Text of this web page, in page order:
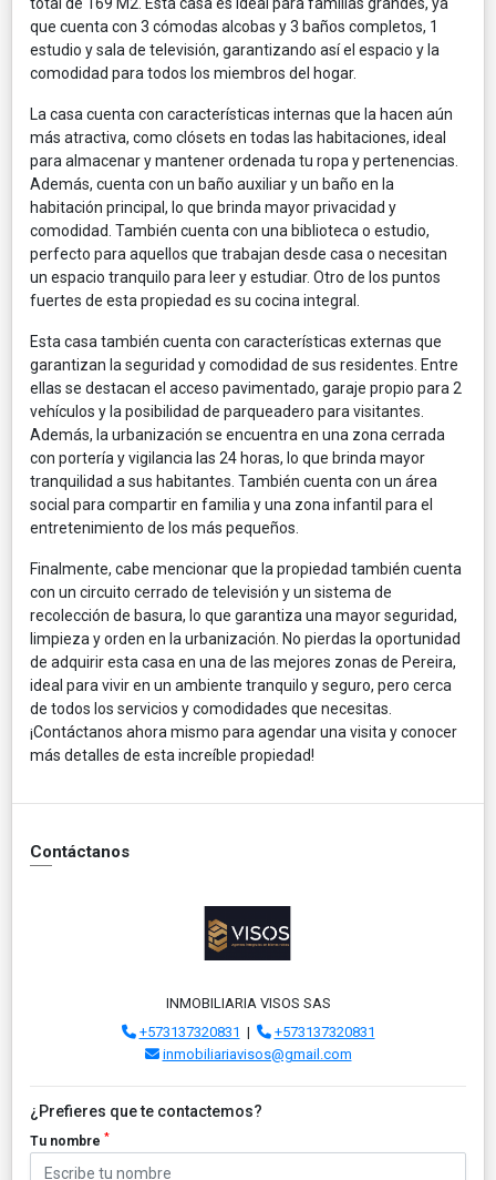
que cuenta con 3 cómodas alcobas y 3 baños completos, 1
estudio y sala de televisión, garantizando así el espacio y la
comodidad para todos los miembros del hogar.
La casa cuenta con características internas que la hacen aún
más atractiva, como clósets en todas las habitaciones, ideal
para almacenar y mantener ordenada tu ropa y pertenencias.
Además, cuenta con un baño auxiliar y un baño en la
habitación principal, lo que brinda mayor privacidad y
comodidad. También cuenta con una biblioteca o estudio,
perfecto para aquellos que trabajan desde casa o necesitan
un espacio tranquilo para leer y estudiar. Otro de los puntos
fuertes de esta propiedad es su cocina integral.
Esta casa también cuenta con características externas que
garantizan la seguridad y comodidad de sus residentes. Entre
ellas se destacan el acceso pavimentado, garaje propio para 2
vehículos y la posibilidad de parqueadero para visitantes.
Además, la urbanización se encuentra en una zona cerrada
con portería y vigilancia las 24 horas, lo que brinda mayor
tranquilidad a sus habitantes. También cuenta con un área
social para compartir en familia y una zona infantil para el
entretenimiento de los más pequeños.
Finalmente, cabe mencionar que la propiedad también cuenta
con un circuito cerrado de televisión y un sistema de
recolección de basura, lo que garantiza una mayor seguridad,
limpieza y orden en la urbanización. No pierdas la oportunidad
de adquirir esta casa en una de las mejores zonas de Pereira,
ideal para vivir en un ambiente tranquilo y seguro, pero cerca
de todos los servicios y comodidades que necesitas.
¡Contáctanos ahora mismo para agendar una visita y conocer
más detalles de esta increíble propiedad!
Contáctanos
INMOBILIARIA VISOS SAS
+573137320831 |
+573137320831
inmobiliariavisos@gmail.com
¿Prefieres que te contactemos?
Tu nombre *